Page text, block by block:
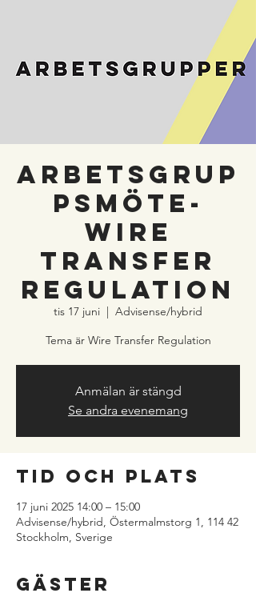
Arbetsgrup
psmöte-
Wire
Transfer
Regulation
tis 17 juni
  |
Advisense/hybrid
Tema är Wire Transfer Regulation
Anmälan är stängd
Se andra evenemang
Tid och plats
17 juni 2025 14:00 – 15:00
Advisense/hybrid, Östermalmstorg 1, 114 42
Stockholm, Sverige
Gäster